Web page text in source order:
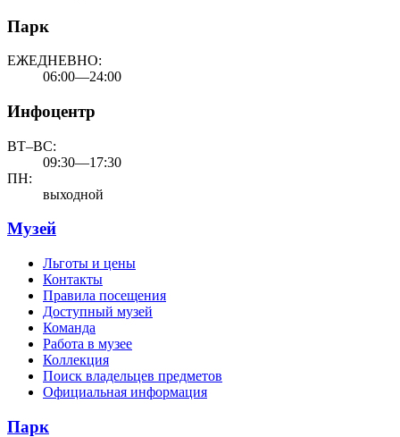
Парк
ЕЖЕДНЕВНО:
06:00—24:00
Инфоцентр
ВТ–ВС:
09:30—17:30
ПН:
выходной
Музей
Льготы и цены
Контакты
Правила посещения
Доступный музей
Команда
Работа в музее
Коллекция
Поиск владельцев предметов
Официальная информация
Парк